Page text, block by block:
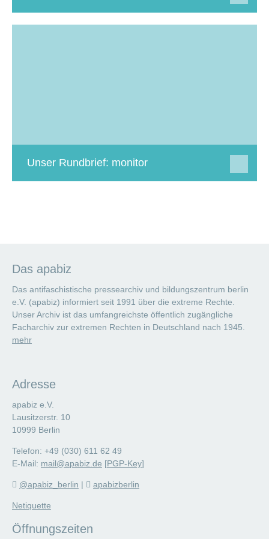
Unser Rundbrief: monitor
Das apabiz
Das antifaschistische pressearchiv und bildungszentrum berlin
e.V. (apabiz) informiert seit 1991 über die extreme Rechte.
Unser Archiv ist das umfangreichste öffentlich zugängliche
Facharchiv zur extremen Rechten in Deutschland nach 1945.
mehr
Adresse
apabiz e.V.
Lausitzerstr. 10
10999 Berlin
Telefon: +49 (030) 611 62 49
E-Mail: mail@apabiz.de [PGP-Key]
@apabiz_berlin | apabizberlin
Netiquette
Öffnungszeiten